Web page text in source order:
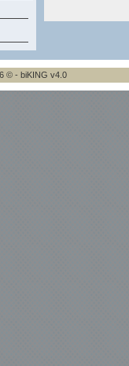
© - biKING v4.0